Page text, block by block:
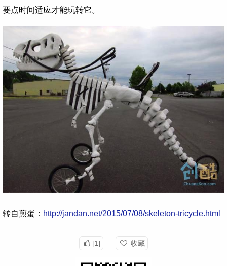
要点时间适应才能玩转它。
转自煎蛋： http://jandan.net/2015/07/08/skeleton-tricycle.html
[1] 收藏